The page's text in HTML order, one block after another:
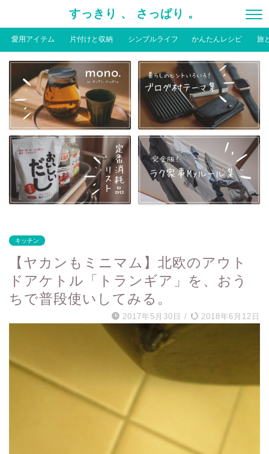
すっきり 、 さっぱり 。
愛用アイテム 片付けと収納 シンプルライフ かんたんレシピ 旅
キッチン
【ヤカンもミニマム】北欧のアウト
ドアケトル「トランギア」を、おう
ちで普段使いしてみる。
2017年5月30日 / 2018年6月12日